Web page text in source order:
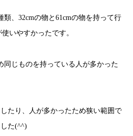
類、32cmの物と61cmの物を持って行
いやすかったです。
同じものを持っている人が多かった
たり、人が多かったため狭い範囲で
た(^^)